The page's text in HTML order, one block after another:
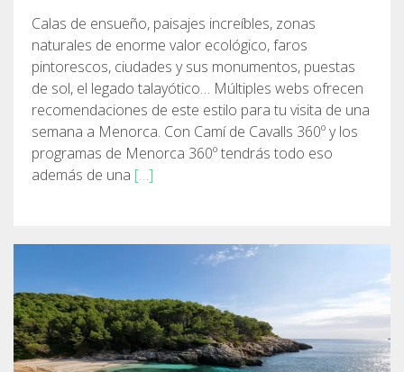
Calas de ensueño, paisajes increíbles, zonas
naturales de enorme valor ecológico, faros
pintorescos, ciudades y sus monumentos, puestas
de sol, el legado talayótico… Múltiples webs ofrecen
recomendaciones de este estilo para tu visita de una
semana a Menorca. Con Camí de Cavalls 360º y los
programas de Menorca 360º tendrás todo eso
además de una […]